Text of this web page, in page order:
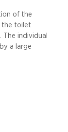
of the
the toilet
The individual
a large